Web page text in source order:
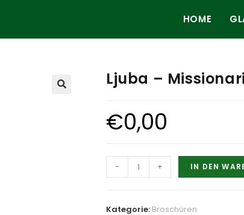
HOME
Ljuba –
€0,00
-
unter
- + IN DEN
Kategorie: Broschüren